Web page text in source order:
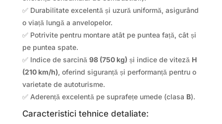
✅ Durabilitate excelentă și uzură uniformă, asigurând
o viață lungă a anvelopelor.
✅ Potrivite pentru montare atât pe puntea față, cât și
pe puntea spate.
✅ Indice de sarcină 98 (750 kg) și indice de viteză H
(210 km/h), oferind siguranță și performanță pentru o
varietate de autoturisme.
✅ Aderență excelentă pe suprafețe umede (clasa B).
Caracteristici tehnice detaliate: